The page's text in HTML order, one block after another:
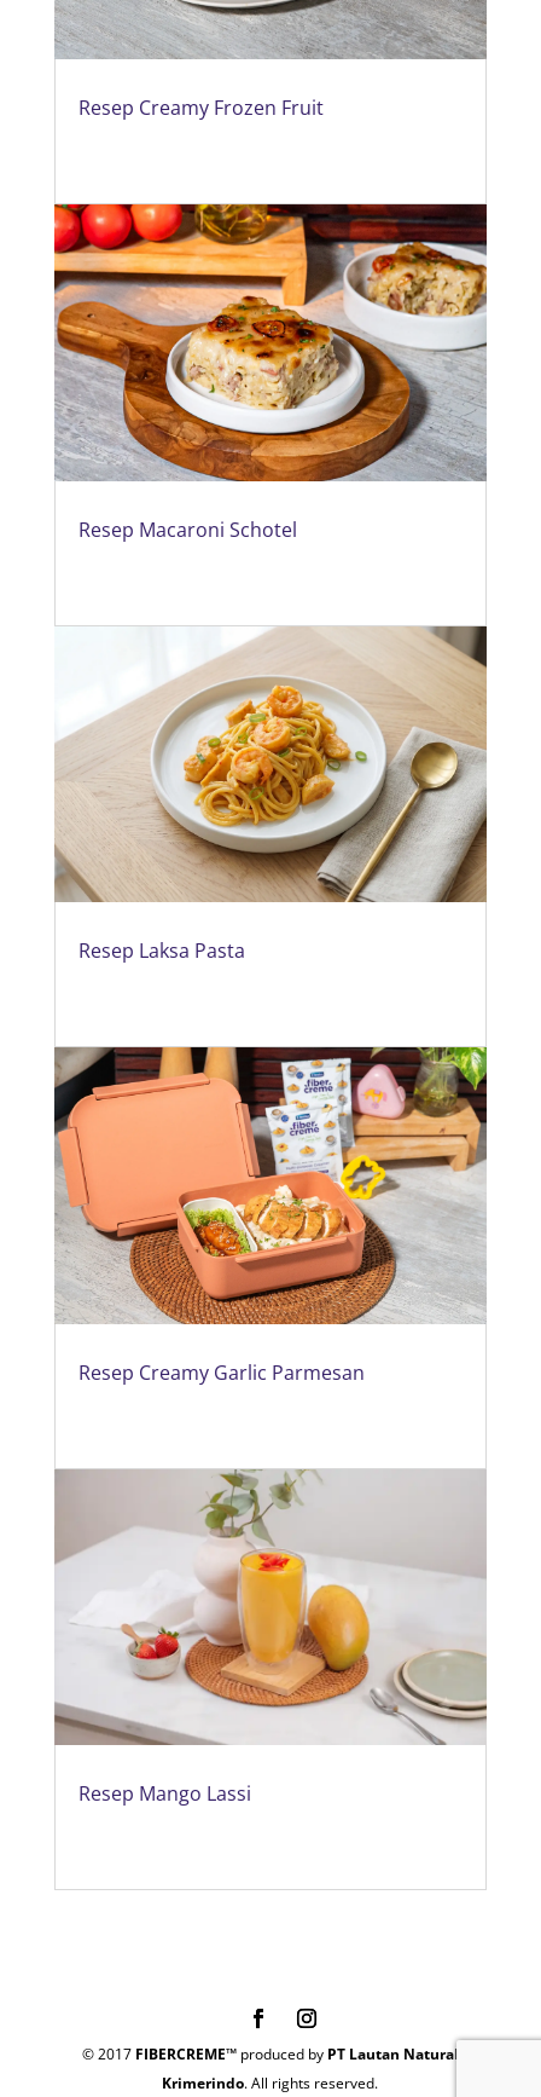
Resep Creamy Frozen Fruit
Resep Macaroni Schotel
Resep Laksa Pasta
Resep Creamy Garlic Parmesan
Resep Mango Lassi
© 2017 FIBERCREME™produced by PT Lautan Natural
Krimerindo. All rights reserved.